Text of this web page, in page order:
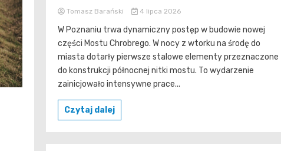
Tomasz Barański 4 lipca 2026
W Poznaniu trwa dynamiczny postęp w budowie nowej
części Mostu Chrobrego. W nocy z wtorku na środę do
miasta dotarły pierwsze stalowe elementy przeznaczone
do konstrukcji północnej nitki mostu. To wydarzenie
zainicjowało intensywne prace...
Czytaj dalej